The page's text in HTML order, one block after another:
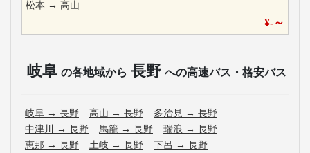
松本 → 高山
¥-～
岐阜 の各地域から 長野 への高速バス・格安バス
岐阜 → 長野 高山 → 長野 多治見 → 長野
中津川
→ 長野 馬籠 → 長野 瑞浪 → 長野
恵那 → 長野 土岐 → 長野 下呂 → 長野